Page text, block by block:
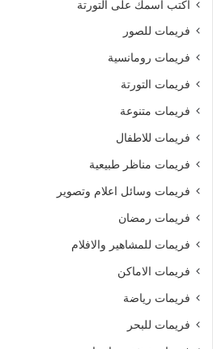
اكتب اسمك على التورتة
فريمات للصور
فريمات رومانسية
فريمات التورتة
فريمات متنوعة
فريمات للاطفال
فريمات مناظر طبيعية
فريمات وسائل اعلام وتصوير
فريمات رمضان
فريمات للمشاهير والافلام
فريمات الاماكن
فريمات رياضة
فريمات للبحر